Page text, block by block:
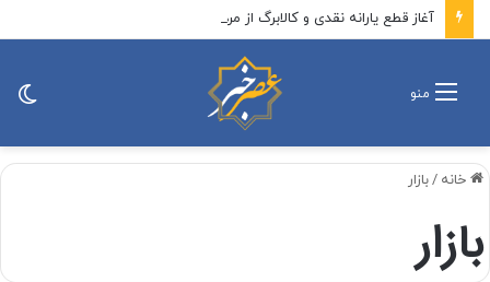
منو
خانه /بازار
بازار